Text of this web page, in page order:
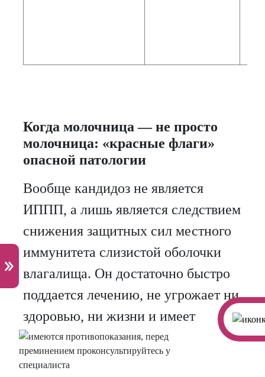
Когда молочница — не просто
молочница: «красные флаги»
опасной патологии
Вообще кандидоз не является
ИППП, а лишь является следствием
снижения защитных сил местного
иммунитета слизистой оболочки
влагалища. Он достаточно быстро
поддается лечению, не угрожает ни
здоровью, ни жизни и имеет
благоприятный прогноз. Однако
есть определенные ситуации, когда